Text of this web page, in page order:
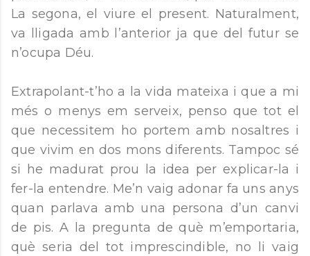
La segona, el viure el present. Naturalment,
va lligada amb l’anterior ja que del futur se
n’ocupa Déu.
Extrapolant-t’ho a la vida mateixa i que a mi
més o menys em serveix, penso que tot el
que necessitem ho portem amb nosaltres i
que vivim en dos mons diferents. Tampoc sé
si he madurat prou la idea per explicar-la i
fer-la entendre. Me’n vaig adonar fa uns anys
quan parlava amb una persona d’un canvi
de pis. A la pregunta de què m’emportaria,
què seria del tot imprescindible, no li vaig